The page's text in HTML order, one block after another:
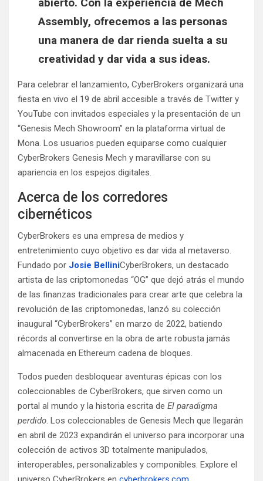
Assembly, ofrecemos a las personas
una manera de dar rienda suelta a su
creatividad y dar vida a sus ideas.
Para celebrar el lanzamiento, CyberBrokers organizará una
fiesta en vivo el 19 de abril accesible a través de Twitter y
YouTube con invitados especiales y la presentación de un
“Genesis Mech Showroom” en la plataforma virtual de
Mona. Los usuarios pueden equiparse como cualquier
CyberBrokers Genesis Mech y maravillarse con su
apariencia en los espejos digitales.
Acerca de los corredores
cibernéticos
CyberBrokers es una empresa de medios y
entretenimiento cuyo objetivo es dar vida al metaverso.
Fundado por Josie BelliniCyberBrokers, un destacado
artista de las criptomonedas “OG” que dejó atrás el mundo
de las finanzas tradicionales para crear arte que celebra la
revolución de las criptomonedas, lanzó su colección
inaugural “CyberBrokers” en marzo de 2022, batiendo
récords al convertirse en la obra de arte robusta jamás
almacenada en Ethereum cadena de bloques.
Todos pueden desbloquear aventuras épicas con los
coleccionables de CyberBrokers, que sirven como un
portal al mundo y la historia escrita de El paradigma
perdido. Los coleccionables de Genesis Mech que llegarán
en abril de 2023 expandirán el universo para incorporar una
colección de activos 3D totalmente manipulados,
interoperables, personalizables y componibles. Explore el